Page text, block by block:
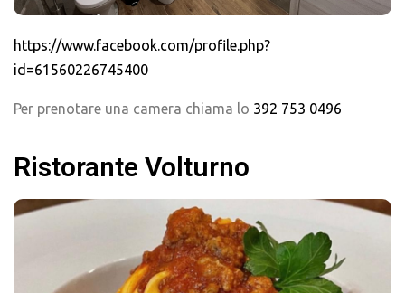
https://www.facebook.com/profile.php?
id=61560226745400
Per prenotare una camera chiama lo 392 753 0496
Ristorante Volturno